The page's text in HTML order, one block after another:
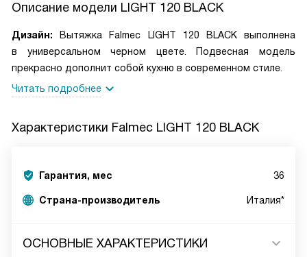
Описание модели LIGHT 120 BLACK
Дизайн:
Вытяжка Falmec LIGHT 120 BLACK выполнена
в универсальном черном цвете. Подвесная модель
прекрасно дополнит собой кухню в современном стиле.
Читать подробнее
Характеристики Falmec LIGHT 120 BLACK
Гарантия, мес 36
Страна-производитель Италия*
ОСНОВНЫЕ ХАРАКТЕРИСТИКИ